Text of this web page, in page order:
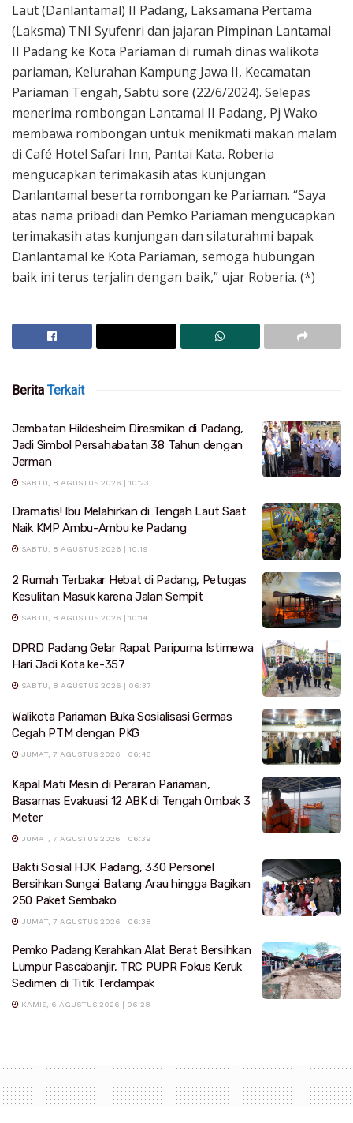
Laut (Danlantamal) II Padang, Laksamana Pertama
(Laksma) TNI Syufenri dan jajaran Pimpinan Lantamal
II Padang ke Kota Pariaman di rumah dinas walikota
pariaman, Kelurahan Kampung Jawa II, Kecamatan
Pariaman Tengah, Sabtu sore (22/6/2024). Selepas
menerima rombongan Lantamal II Padang, Pj Wako
membawa rombongan untuk menikmati makan malam
di Café Hotel Safari Inn, Pantai Kata. Roberia
mengucapkan terimakasih atas kunjungan
Danlantamal beserta rombongan ke Pariaman. “Saya
atas nama pribadi dan Pemko Pariaman mengucapkan
terimakasih atas kunjungan dan silaturahmi bapak
Danlantamal ke Kota Pariaman, semoga hubungan
baik ini terus terjalin dengan baik,” ujar Roberia. (*)
Berita Terkait
Jembatan Hildesheim Diresmikan di Padang,
Jadi Simbol Persahabatan 38 Tahun dengan
Jerman
SABTU, 8 AGUSTUS 2026 | 10:23
Dramatis! Ibu Melahirkan di Tengah Laut Saat
Naik KMP Ambu-Ambu ke Padang
SABTU, 8 AGUSTUS 2026 | 10:19
2 Rumah Terbakar Hebat di Padang, Petugas
Kesulitan Masuk karena Jalan Sempit
SABTU, 8 AGUSTUS 2026 | 10:14
DPRD Padang Gelar Rapat Paripurna Istimewa
Hari Jadi Kota ke-357
SABTU, 8 AGUSTUS 2026 | 06:37
Walikota Pariaman Buka Sosialisasi Germas
Cegah PTM dengan PKG
JUMAT, 7 AGUSTUS 2026 | 06:43
Kapal Mati Mesin di Perairan Pariaman,
Basarnas Evakuasi 12 ABK di Tengah Ombak 3
Meter
JUMAT, 7 AGUSTUS 2026 | 06:39
Bakti Sosial HJK Padang, 330 Personel
Bersihkan Sungai Batang Arau hingga Bagikan
250 Paket Sembako
JUMAT, 7 AGUSTUS 2026 | 06:38
Pemko Padang Kerahkan Alat Berat Bersihkan
Lumpur Pascabanjir, TRC PUPR Fokus Keruk
Sedimen di Titik Terdampak
KAMIS, 6 AGUSTUS 2026 | 06:28